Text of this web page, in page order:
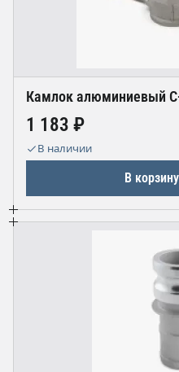
Камлок алюминиевый
1 183 ₽
В наличии
В корзину